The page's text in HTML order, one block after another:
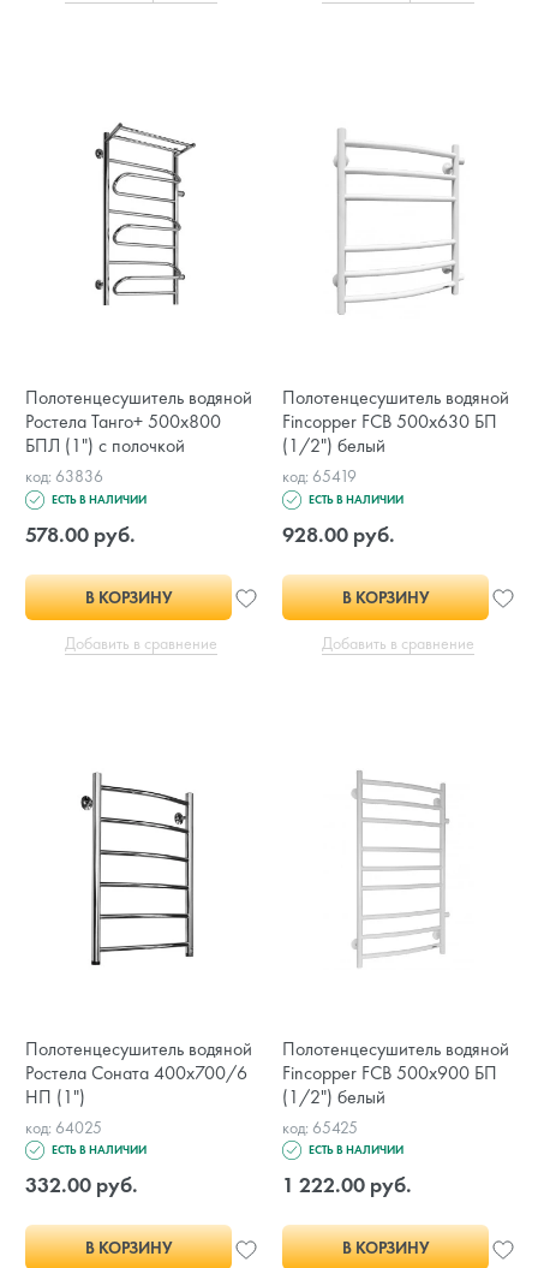
Полотенцесушитель водяной
Ростела Танго+ 500x800
БПЛ (1") с полочкой
код: 63836
ЕСТЬ В НАЛИЧИИ
578.00 руб.
В КОРЗИНУ
Добавить в сравнение
Полотенцесушитель водяной
Fincopper FCB 500х630 БП
(1/2") белый
код: 65419
ЕСТЬ В НАЛИЧИИ
928.00 руб.
В КОРЗИНУ
Добавить в сравнение
Полотенцесушитель водяной
Ростела Соната 400х700/6
НП (1")
код: 64025
ЕСТЬ В НАЛИЧИИ
332.00 руб.
В КОРЗИНУ
Полотенцесушитель водяной
Fincopper FCB 500х900 БП
(1/2") белый
код: 65425
ЕСТЬ В НАЛИЧИИ
1 222.00 руб.
В КОРЗИНУ